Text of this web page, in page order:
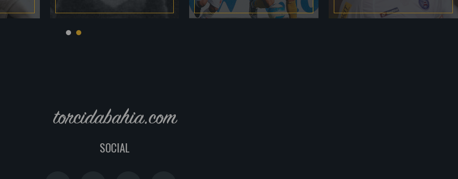
torcidabahia.com
SOCIAL